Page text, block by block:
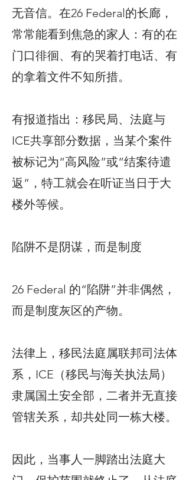
无音信。在26 Federal的长廊，
常常能看到焦急的家人：有的在
门口徘徊、有的哭着打电话、有
的拿着文件不知所措。
有报道指出：移民局、法庭与
ICE共享部分数据，当某个案件
被标记为“高风险”或“结案待遣
返”，特工就会在听证当日于大
楼外等候。
陷阱不是阴谋，而是制度
26 Federal 的“陷阱”并非偶然，
而是制度灰区的产物。
法律上，移民法庭属联邦司法体
系，ICE（移民与海关执法局）
隶属国土安全部，二者并无直接
管辖关系，却共处同一栋大楼。
因此，当事人一脚踏出法庭大